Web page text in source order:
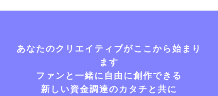
あなたのクリエイティブがここから始まり
ます
ファンと一緒に自由に創作できる
新しい資金調達のカタチと共に